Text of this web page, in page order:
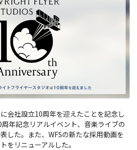
会社設立10周年を迎えたことを記念し
年記念リアルイベント、音楽ライブの
した。また、WFSの新たな採用動画を
をリニューアルした。